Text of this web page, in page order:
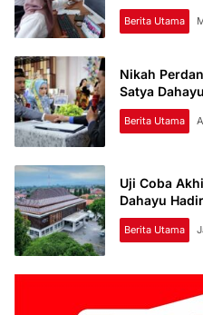
Berita Utama
Nikah
Satya Dahayu
Berita Utama
Uji Coba
Dahayu
Berita Utama